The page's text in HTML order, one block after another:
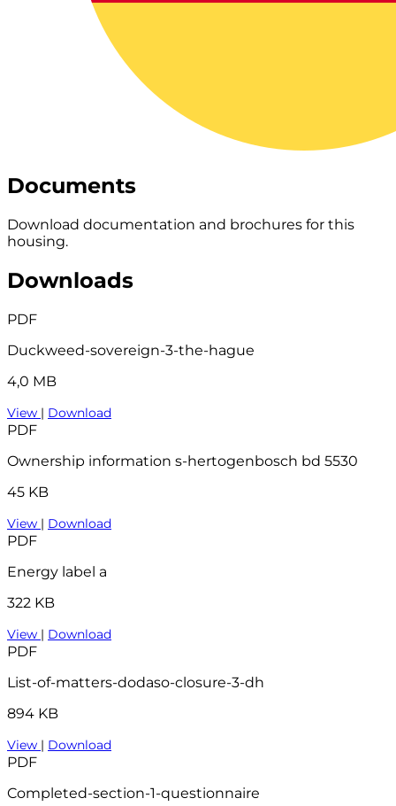
Documents
Download documentation and brochures for this
housing.
Downloads
PDF
Duckweed-sovereign-3-the-hague
4,0 MB
View | Download
PDF
Ownership information s-hertogenbosch bd 5530
45 KB
View | Download
PDF
Energy label a
322 KB
View | Download
PDF
List-of-matters-dodaso-closure-3-dh
894 KB
View | Download
PDF
Completed-section-1-questionnaire